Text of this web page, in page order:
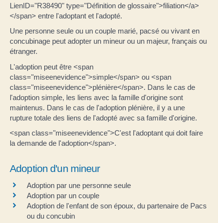
LienID="R38490" type="Définition de glossaire">filiation</a>
</span> entre l'adoptant et l'adopté.
Une personne seule ou un couple marié, pacsé ou vivant en
concubinage peut adopter un mineur ou un majeur, français ou
étranger.
L'adoption peut être <span
class="miseenevidence">simple</span> ou <span
class="miseenevidence">plénière</span>. Dans le cas de
l'adoption simple, les liens avec la famille d'origine sont
maintenus. Dans le cas de l'adoption plénière, il y a une
rupture totale des liens de l'adopté avec sa famille d'origine.
<span class="miseenevidence">C'est l'adoptant qui doit faire
la demande de l'adoption</span>.
Adoption d'un mineur
Adoption par une personne seule
Adoption par un couple
Adoption de l'enfant de son époux, du partenaire de Pacs
ou du concubin